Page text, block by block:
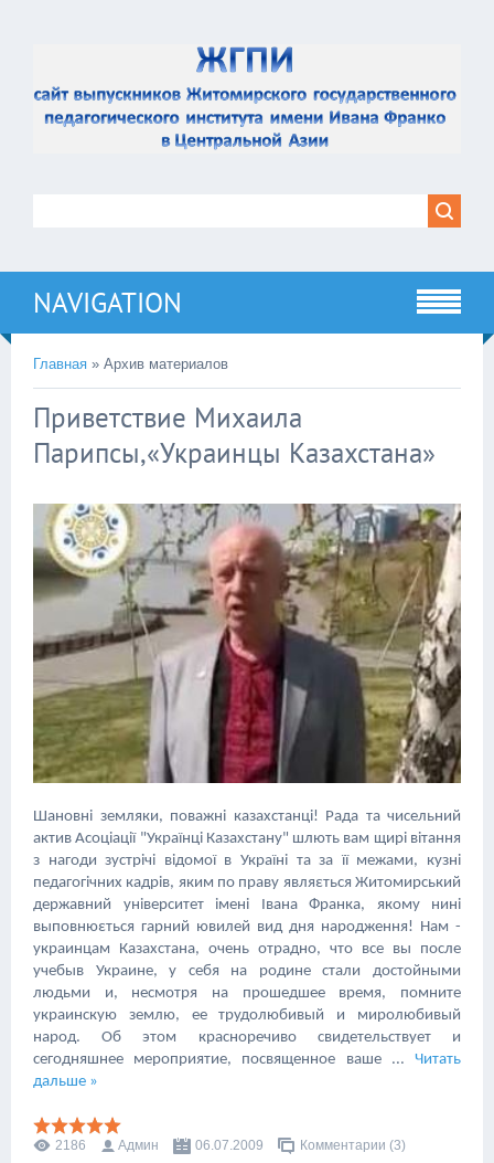
NAVIGATION
Главная » Архив материалов
Приветствие Михаила
Парипсы,«Украинцы Казахстана»
Шановні земляки, поважні казахстанці! Рада та чисельний
актив Асоціаціï "Украïнці Казахстану" шлють вам щирі вітання
з нагоди зустрічі відомоï в Украïні та за ïï межами, кузні
педагогічних кадрів, яким по праву являεться Житомирський
державний університет імені Івана Франка, якому нині
выповнюεться гарний ювилей вид дня народження! Нам -
украинцам Казахстана, очень отрадно, что все вы после
учебыв Украине, у себя на родине стали достойными
людьми и, несмотря на прошедшее время, помните
украинскую землю, ее трудолюбивый и миролюбивый
народ. Об этом красноречиво свидетельствует и
сегодняшнее мероприятие, посвященное ваше ...Читать
дальше »
2186 Админ 06.07.2009 Комментарии (3)